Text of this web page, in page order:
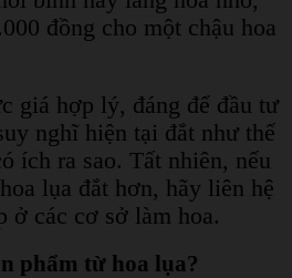
đồng cho một chậu hoa
giá hợp lý, đáng để đầu tư
nghĩ hiện tại đắt như thế
ích ra sao. Tất nhiên, nếu
lụa đắt hơn, hãy liên hệ
ở các cơ sở làm hoa.
phẩm từ hoa lụa?